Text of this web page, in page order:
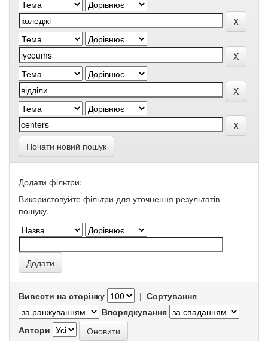
Почати новий пошук
Додати фільтри:
Використовуйте фільтри для уточнення результатів
пошуку.
Вивести на сторінку | Сортування
Впорядкування
Автори